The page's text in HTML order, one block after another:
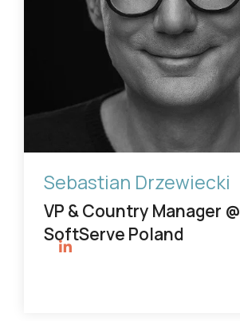
Sebastian Drzewiecki
VP & Country Manager @
SoftServe Poland